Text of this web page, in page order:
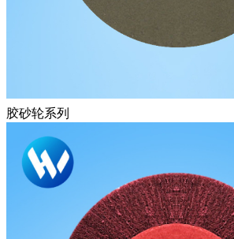
胶砂轮系列